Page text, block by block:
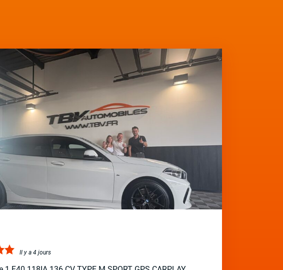
Il y a 4 jours